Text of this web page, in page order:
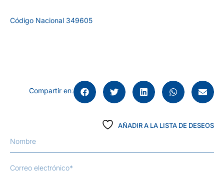
Código Nacional 349605
Compartir en:
AÑADIR A LA LISTA DE DESEOS